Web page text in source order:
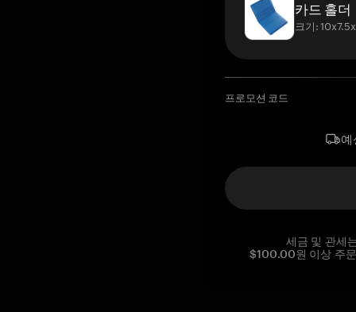
카드 홀더
크기:
프로모션 코드
예
세금 및 관세
$100.00원 이상 주